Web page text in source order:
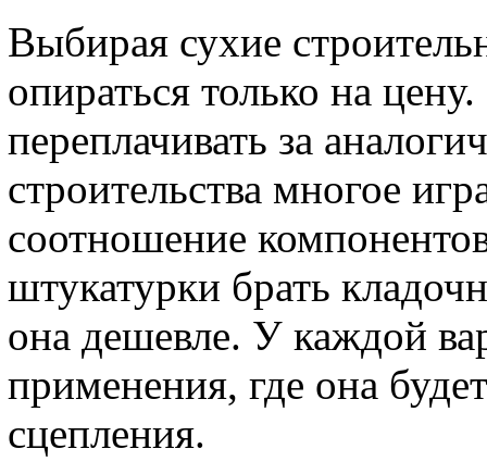
Выбирая сухие
опираться только на
переплачивать за
строительства многое
соотношение
штукатурки брать
она дешевле. У каждой
применения, где она
сцепления.